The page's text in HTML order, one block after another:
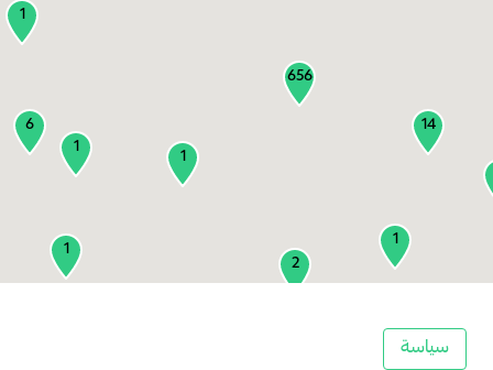
14
2
656
6
1
1 1
1
1
سياسة